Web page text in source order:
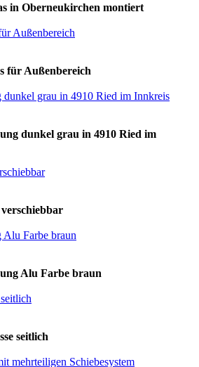
in Oberneukirchen montiert
für Außenbereich
dunkel grau in 4910 Ried im
Alu Farbe braun
seitlich